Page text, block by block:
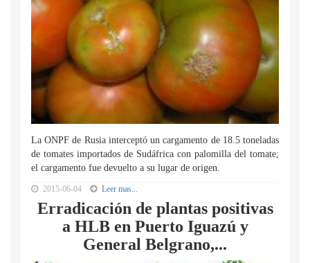
La ONPF de Rusia interceptó un cargamento de 18.5 toneladas
de tomates importados de Sudáfrica con palomilla del tomate;
el cargamento fue devuelto a su lugar de origen.
2015-06-04 Leer mas...
Erradicación de plantas positivas
a HLB en Puerto Iguazú y
General Belgrano,...